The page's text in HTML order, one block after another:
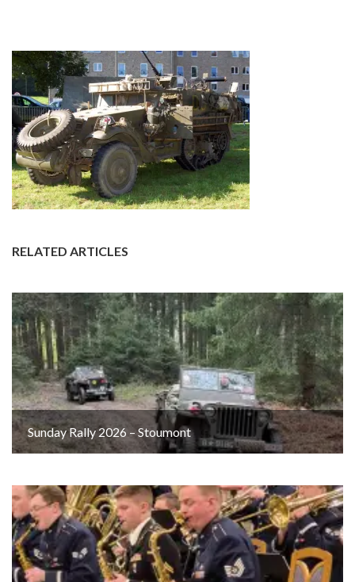
RELATED ARTICLES
Sunday Rally 2026 – Stoumont